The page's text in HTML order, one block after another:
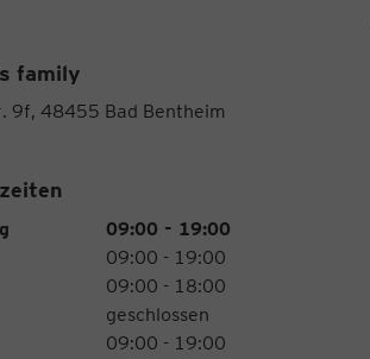
family
9f, 48455 Bad Bentheim
Uhrzeiten
09:00 - 19:00
09:00 - 19:00
09:00 - 18:00
geschlossen
09:00 - 19:00